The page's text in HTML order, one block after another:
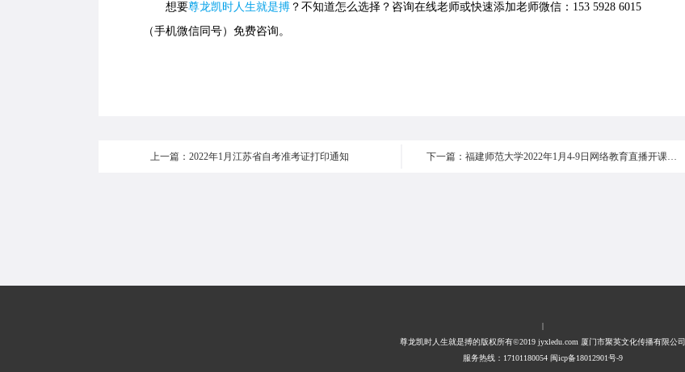
想要尊龙凯时人生就是搏 ？不知道怎么选择？咨询在线老师或快速添加老师微信：153 5928 6015
（手机微信同号）免费咨询。
上一篇：2022年1月江苏省自考准考证打印通知 下一篇：福建师范大学2022年1月4-9日网络教育直播开课提醒
|
尊龙凯时人生就是搏的版权所有©2019 jyxledu.com 厦门市聚英文化传播有限公司
服务热线：17101180054 闽icp备18012901号-9